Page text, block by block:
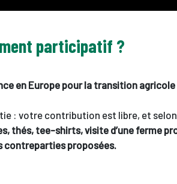
participatif ?
en Europe pour la transition
: votre contribution est libre, et
thés, tee-shirts, visite d’une ferme
contreparties proposées.